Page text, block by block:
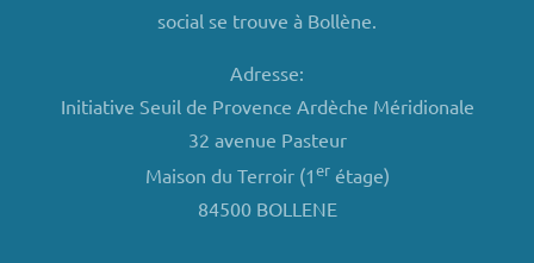
social se trouve à Bollène.
Adresse:
Initiative Seuil de Provence Ardèche Méridionale
32 avenue Pasteur
Maison du Terroir (1erétage)
84500 BOLLENE